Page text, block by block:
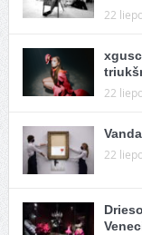
22
22
22